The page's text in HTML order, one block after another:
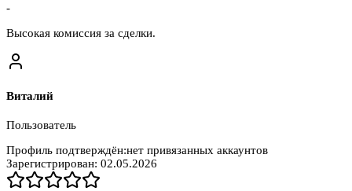
-
Высокая комиссия за сделки.
Виталий
Пользователь
Профиль подтверждён:нет привязанных аккаунтов
Зарегистрирован: 02.05.2026